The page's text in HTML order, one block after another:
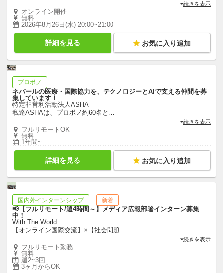
続きを表示
オンライン開催
無料
2026年8月26日(水) 20:00~21:00
詳細を見る お気に入り追加
プロボノ
ネパールの医療・国際協力を、テクノロジーとAIで支える仲間を募
集しています！
特定非営利活動法人ASHA
私達ASHAは、プロボノ約60名と
続きを表示
フルリモートOK
無料
1年間~
詳細を見る お気に入り追加
国内外インターンシップ 新着
📢【フルリモート/週4時間～】メディア広報部署インターン募集
中！
With The World
【オンライン国際交流】×【社会問題…
続きを表示
フルリモート勤務
無料
週2~3回
3ヶ月からOK